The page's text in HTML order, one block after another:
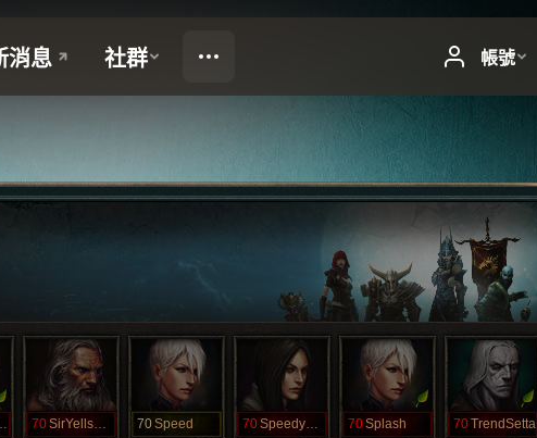
70 SirYellsALot 70Speed 70 SpeedyWeedy 70Splash 70TrendSetta